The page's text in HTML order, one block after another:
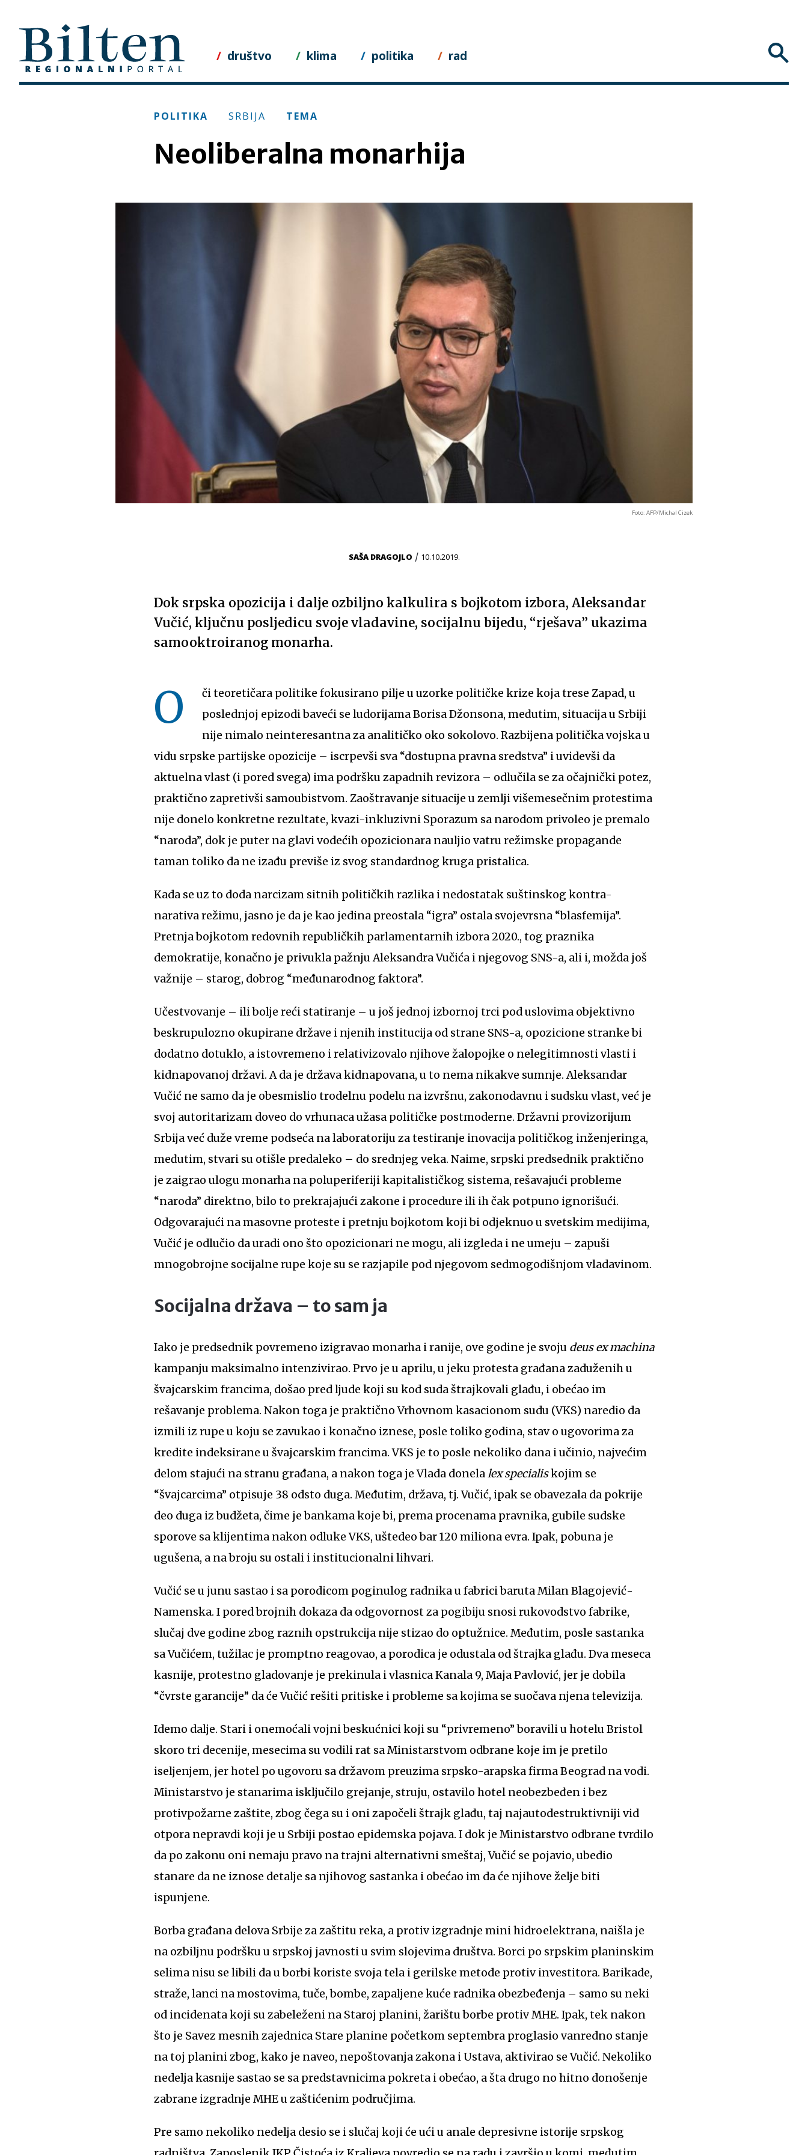
content
društvo klima politika rad
POLITIKA SRBIJA TEMA
Neoliberalna monarhija
Foto: AFP/Michal Cizek
SAŠA DRAGOJLO / 10.10.2019.
Dok srpska opozicija i dalje ozbiljno kalkulira s bojkotom izbora, Aleksandar
Vučić, ključnu posljedicu svoje vladavine, socijalnu bijedu, “rješava” ukazima
samooktroiranog monarha.
O
či teoretičara politike fokusirano pilje u uzorke političke krize koja trese Zapad, u
poslednjoj epizodi baveći se ludorijama Borisa Džonsona, međutim, situacija u Srbiji
nije nimalo neinteresantna za analitičko oko sokolovo. Razbijena politička vojska u
vidu srpske partijske opozicije – iscrpevši sva “dostupna pravna sredstva” i uvidevši da
aktuelna vlast (i pored svega) ima podršku zapadnih revizora – odlučila se za očajnički potez,
praktično zapretivši samoubistvom. Zaoštravanje situacije u zemlji višemesečnim protestima
nije donelo konkretne rezultate, kvazi-inkluzivni Sporazum sa narodom privoleo je premalo
“naroda”, dok je puter na glavi vodećih opozicionara nauljio vatru režimske propagande
taman toliko da ne izađu previše iz svog standardnog kruga pristalica.
Kada se uz to doda narcizam sitnih političkih razlika i nedostatak suštinskog kontra-
narativa režimu, jasno je da je kao jedina preostala “igra” ostala svojevrsna “blasfemija”.
Pretnja bojkotom redovnih republičkih parlamentarnih izbora 2020., tog praznika
demokratije, konačno je privukla pažnju Aleksandra Vučića i njegovog SNS-a, ali i, možda još
važnije – starog, dobrog “međunarodnog faktora”.
Učestvovanje – ili bolje reći statiranje – u još jednoj izbornoj trci pod uslovima objektivno
beskrupulozno okupirane države i njenih institucija od strane SNS-a, opozicione stranke bi
dodatno dotuklo, a istovremeno i relativizovalo njihove žalopojke o nelegitimnosti vlasti i
kidnapovanoj državi. A da je država kidnapovana, u to nema nikakve sumnje. Aleksandar
Vučić ne samo da je obesmislio trodelnu podelu na izvršnu, zakonodavnu i sudsku vlast, već je
svoj autoritarizam doveo do vrhunaca užasa političke postmoderne. Državni provizorijum
Srbija već duže vreme podseća na laboratoriju za testiranje inovacija političkog inženjeringa,
međutim, stvari su otišle predaleko – do srednjeg veka. Naime, srpski predsednik praktično
je zaigrao ulogu monarha na poluperiferiji kapitalističkog sistema, rešavajući probleme
“naroda” direktno, bilo to prekrajajući zakone i procedure ili ih čak potpuno ignorišući.
Odgovarajući na masovne proteste i pretnju bojkotom koji bi odjeknuo u svetskim medijima,
Vučić je odlučio da uradi ono što opozicionari ne mogu, ali izgleda i ne umeju – zapuši
mnogobrojne socijalne rupe koje su se razjapile pod njegovom sedmogodišnjom vladavinom.
Socijalna država – to sam ja
Iako je predsednik povremeno izigravao monarha i ranije, ove godine je svoju deus ex machina
kampanju maksimalno intenzivirao. Prvo je u aprilu, u jeku protesta građana zaduženih u
švajcarskim francima, došao pred ljude koji su kod suda štrajkovali glađu, i obećao im
rešavanje problema. Nakon toga je praktično Vrhovnom kasacionom sudu (VKS) naredio da
izmili iz rupe u koju se zavukao i konačno iznese, posle toliko godina, stav o ugovorima za
kredite indeksirane u švajcarskim francima. VKS je to posle nekoliko dana i učinio, najvećim
delom stajući na stranu građana, a nakon toga je Vlada donelalex specialiskojim se
“švajcarcima” otpisuje 38 odsto duga. Međutim, država, tj. Vučić, ipak se obavezala da pokrije
deo duga iz budžeta, čime je bankama koje bi, prema procenama pravnika, gubile sudske
sporove sa klijentima nakon odluke VKS, uštedeo bar 120 miliona evra. Ipak, pobuna je
ugušena, a na broju su ostali i institucionalni lihvari.
Vučić se u junu sastao i sa porodicom poginulog radnika u fabrici baruta Milan Blagojević-
Namenska. I pored brojnih dokaza da odgovornost za pogibiju snosi rukovodstvo fabrike,
slučaj dve godine zbog raznih opstrukcija nije stizao do optužnice. Međutim, posle sastanka
sa Vučićem, tužilac je promptno reagovao, a porodica je odustala od štrajka glađu. Dva meseca
kasnije, protestno gladovanje je prekinula i vlasnica Kanala 9, Maja Pavlović, jer je dobila
“čvrste garancije” da će Vučić rešiti pritiske i probleme sa kojima se suočava njena televizija.
Idemo dalje. Stari i onemoćali vojni beskućnici koji su “privremeno” boravili u hotelu Bristol
skoro tri decenije, mesecima su vodili rat sa Ministarstvom odbrane koje im je pretilo
iseljenjem, jer hotel po ugovoru sa državom preuzima srpsko-arapska firma Beograd na vodi.
Ministarstvo je stanarima isključilo grejanje, struju, ostavilo hotel neobezbeđen i bez
protivpožarne zaštite, zbog čega su i oni započeli štrajk glađu, taj najautodestruktivniji vid
otpora nepravdi koji je u Srbiji postao epidemska pojava. I dok je Ministarstvo odbrane tvrdilo
da po zakonu oni nemaju pravo na trajni alternativni smeštaj, Vučić se pojavio, ubedio
stanare da ne iznose detalje sa njihovog sastanka i obećao im da će njihove želje biti
ispunjene.
Borba građana delova Srbije za zaštitu reka, a protiv izgradnje mini hidroelektrana, naišla je
na ozbiljnu podršku u srpskoj javnosti u svim slojevima društva. Borci po srpskim planinskim
selima nisu se libili da u borbi koriste svoja tela i gerilske metode protiv investitora. Barikade,
straže, lanci na mostovima, tuče, bombe, zapaljene kuće radnika obezbeđenja – samo su neki
od incidenata koji su zabeleženi na Staroj planini, žarištu borbe protiv MHE. Ipak, tek nakon
što je Savez mesnih zajednica Stare planine početkom septembra proglasio vanredno stanje
na toj planini zbog, kako je naveo, nepoštovanja zakona i Ustava, aktivirao se Vučić. Nekoliko
nedelja kasnije sastao se sa predstavnicima pokreta i obećao, a šta drugo no hitno donošenje
zabrane izgradnje MHE u zaštićenim područjima.
Pre samo nekoliko nedelja desio se i slučaj koji će ući u anale depresivne istorije srpskog